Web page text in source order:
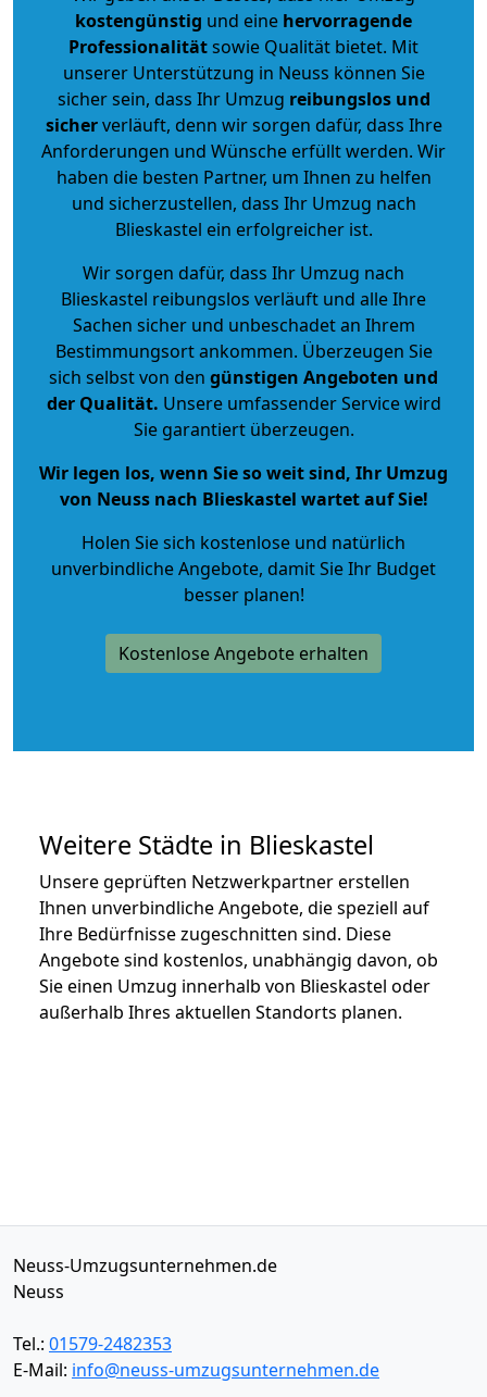
kostengünstig und eine hervorragende
Professionalitätsowie Qualität bietet. Mit
unserer Unterstützung in Neuss können Sie
sicher sein, dass Ihr Umzug reibungslos und
sicherverläuft, denn wir sorgen dafür, dass Ihre
Anforderungen und Wünsche erfüllt werden. Wir
haben die besten Partner, um Ihnen zu helfen
und sicherzustellen, dass Ihr Umzug nach
Blieskastel ein erfolgreicher ist.
Wir sorgen dafür, dass Ihr Umzug nach
Blieskastel reibungslos verläuft und alle Ihre
Sachen sicher und unbeschadet an Ihrem
Bestimmungsort ankommen. Überzeugen Sie
sich selbst von den günstigen Angeboten und
der Qualität. Unsere umfassender Service wird
Sie garantiert überzeugen.
Wir legen los, wenn Sie so weit sind, Ihr Umzug
von Neuss nach Blieskastel wartet auf Sie!
Holen Sie sich kostenlose und natürlich
unverbindliche Angebote, damit Sie Ihr Budget
besser planen!
Kostenlose Angebote erhalten
Weitere Städte in Blieskastel
Unsere geprüften Netzwerkpartner erstellen
Ihnen unverbindliche Angebote, die speziell auf
Ihre Bedürfnisse zugeschnitten sind. Diese
Angebote sind kostenlos, unabhängig davon, ob
Sie einen Umzug innerhalb von Blieskastel oder
außerhalb Ihres aktuellen Standorts planen.
Neuss-Umzugsunternehmen.de
Neuss
Tel.: 01579-2482353
E-Mail: info@neuss-umzugsunternehmen.de